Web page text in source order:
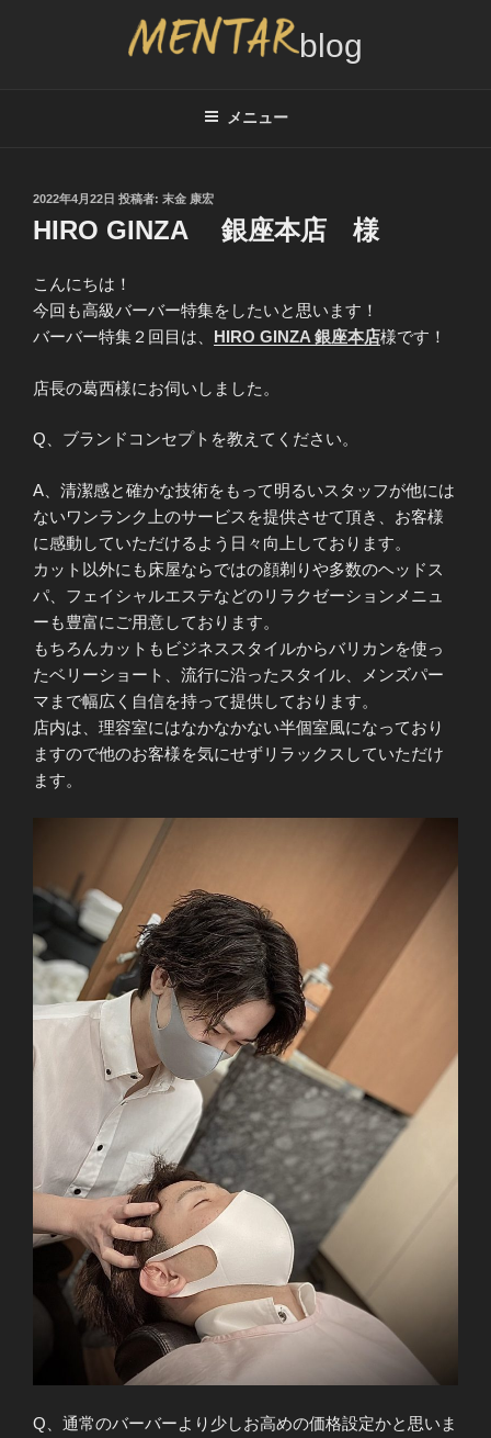
メニュー
投
日:
2022年4月22日 投稿者: 末金 康宏
HIRO GINZA 銀座本店 様
こんにちは！
今回も高級バーバー特集をしたいと思います！
バーバー特集２回目は、 HIRO GINZA 銀座本店様です！
店長の葛西様にお伺いしました。
Q、ブランドコンセプトを教えてください。
A、清潔感と確かな技術をもって明るいスタッフが他には
ないワンランク上のサービスを提供させて頂き、お客様
に感動していただけるよう日々向上しております。
カット以外にも床屋ならではの顔剃りや多数のヘッドス
パ、フェイシャルエステなどのリラクゼーションメニュ
ーも豊富にご用意しております。
もちろんカットもビジネススタイルからバリカンを使っ
たベリーショート、流行に沿ったスタイル、メンズパー
マまで幅広く自信を持って提供しております。
店内は、理容室にはなかなかない半個室風になっており
ますので他のお客様を気にせずリラックスしていただけ
ます。
Q、通常のバーバーより少しお高めの価格設定かと思いま